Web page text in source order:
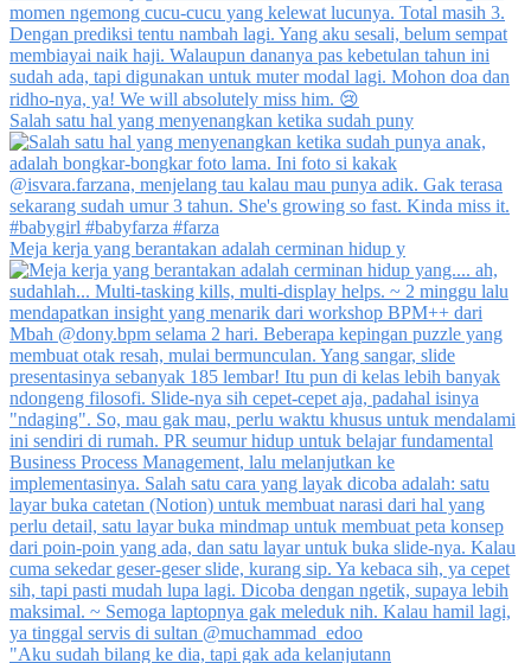
Salah satu hal yang menyenangkan ketika sudah puny
Meja kerja yang berantakan adalah cerminan hidup y
"Aku sudah bilang ke dia, tapi gak ada kelanjutann